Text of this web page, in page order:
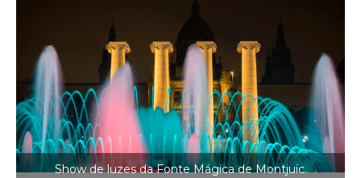
Show de luzes da Fonte Mágica de Montjuïc.